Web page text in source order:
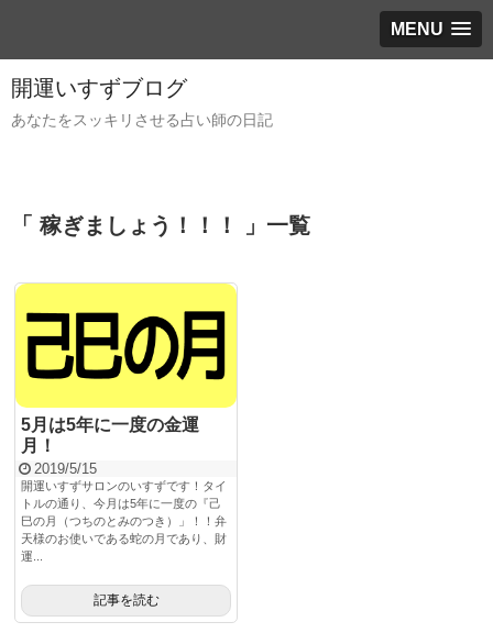
MENU
開運いすずブログ
あなたをスッキリさせる占い師の日記
「 稼ぎましょう！！！ 」一覧
5月は5年に一度の金運
月！
2019/5/15
開運いすずサロンのいすずです！タイ
トルの通り、今月は5年に一度の『己
巳の月（つちのとみのつき）」！！弁
天様のお使いである蛇の月であり、財
運...
記事を読む